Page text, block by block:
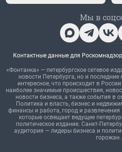
Мы в
Контактные данные для
«Фонтанка» — петербургское сетевое
новости Петербурга, но и
интересное, что происходит в
наиболее значимые происшествия,
новости бизнеса, а также события в
Политика и власть, бизнес и
финансы и работа, город и
которые освещает ведущее
политическое издание. Санкт-
аудитория — лидеры бизнеса и
горожан.